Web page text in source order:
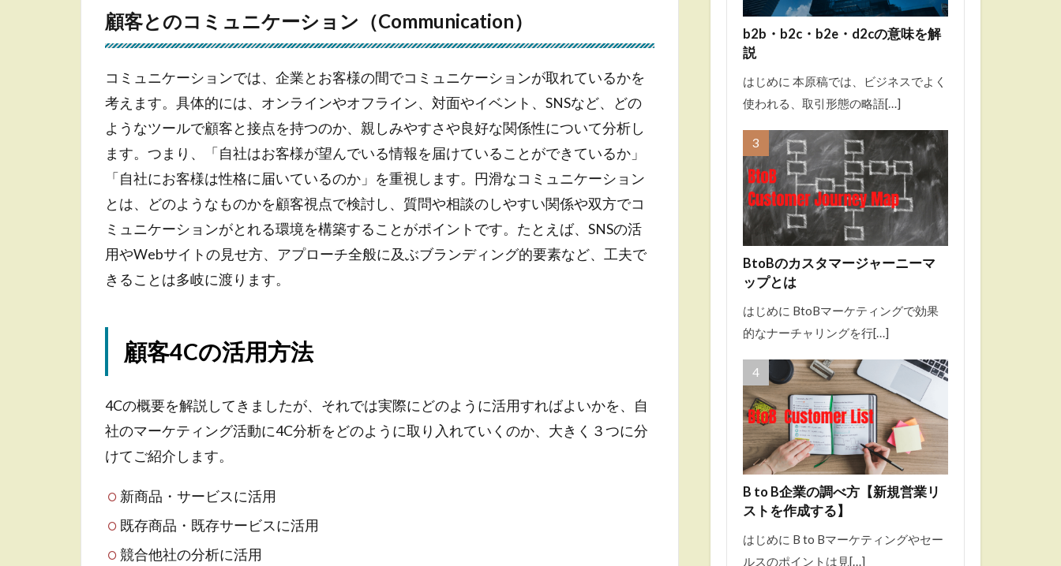
顧客とのコミュニケーション（Communication）
コミュニケーションでは、企業とお客様の間でコミュニケーションが取れているかを
考えます。具体的には、オンラインやオフライン、対面やイベント、SNSなど、どの
ようなツールで顧客と接点を持つのか、親しみやすさや良好な関係性について分析し
ます。つまり、「自社はお客様が望んでいる情報を届けていることができているか」
「自社にお客様は性格に届いているのか」を重視します。円滑なコミュニケーション
とは、どのようなものかを顧客視点で検討し、質問や相談のしやすい関係や双方でコ
ミュニケーションがとれる環境を構築することがポイントです。たとえば、SNSの活
用やWebサイトの見せ方、アプローチ全般に及ぶブランディング的要素など、工夫で
きることは多岐に渡ります。
顧客4Cの活用方法
4Cの概要を解説してきましたが、それでは実際にどのように活用すればよいかを、自
社のマーケティング活動に4C分析をどのように取り入れていくのか、大きく３つに分
けてご紹介します。
新商品・サービスに活用
既存商品・既存サービスに活用
競合他社の分析に活用
b2b・b2c・b2e・d2cの意味を解
説
はじめに 本原稿では、ビジネスでよく
使われる、取引形態の略語[…]
BtoBのカスタマージャーニーマ
ップとは
はじめに BtoBマーケティングで効果
的なナーチャリングを行[…]
B to B企業の調べ方【新規営業リ
ストを作成する】
はじめに B to Bマーケティングやセー
ルスのポイントは見[…]